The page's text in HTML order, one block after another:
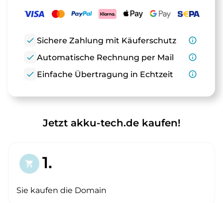
check Sichere Zahlung mit Käuferschutz
info_outline
check Automatische Rechnung per Mail
info_outline
check Einfache Übertragung in Echtzeit info_outline
Jetzt akku-tech.de kaufen!
shopping_cart 1.
Sie kaufen die Domain